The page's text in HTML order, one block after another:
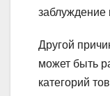
Другой
может быть
категорий